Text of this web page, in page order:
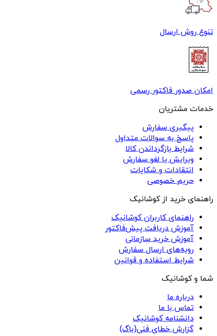
تنوع روش ارسال
امکان صدور فاکتور رسمی
خدمات مشتریان
پیگیری سفارش
پاسخ به سوالات متداول
شرایط بازگرداندن کالا
ویرایش یا لغو سفارش
انتقادات و شکایات
حریم خصوصی
راهنمای خرید از کوشانیک
راهنمای کاربران کوشانیک
آموزش دریافت پیش‌فاکتور
آموزش خرید سازمانی
رویه‌های ارسال سفارش
شرایط استفاده و قوانین
شما و کوشانیک
درباره ما
تماس با ما
دانشنامه کوشانیک
گزارش خطای فنی(باگ)